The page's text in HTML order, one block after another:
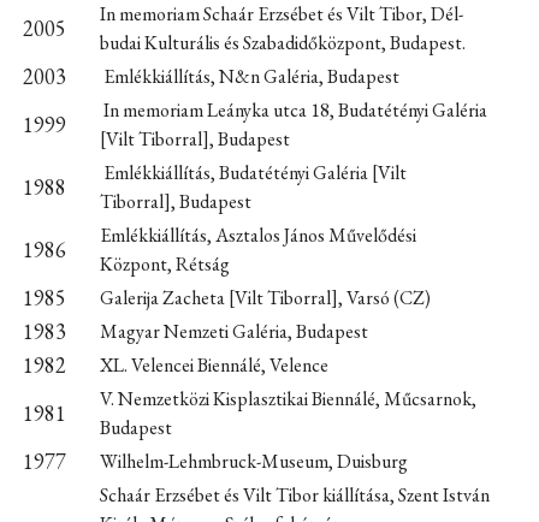
2005
In memoriam Schaár Erzsébet és Vilt Tibor, Dél-
budai Kulturális és Szabadidőközpont, Budapest.
2003 Emlékkiállítás, N&n Galéria, Budapest
1999
In memoriam Leányka utca 18, Budatétényi Galéria
[Vilt Tiborral], Budapest
1988
Emlékkiállítás, Budatétényi Galéria [Vilt
Tiborral], Budapest
1986
Emlékkiállítás, Asztalos János Művelődési
Központ, Rétság
1985 Galerija Zacheta [Vilt Tiborral], Varsó (CZ)
1983 Magyar Nemzeti Galéria, Budapest
1982 XL. Velencei Biennálé, Velence
1981
V. Nemzetközi Kisplasztikai Biennálé, Műcsarnok,
Budapest
1977
Wilhelm-Lehmbruck-Museum, Duisburg
Schaár Erzsébet és Vilt Tibor kiállítása, Szent István